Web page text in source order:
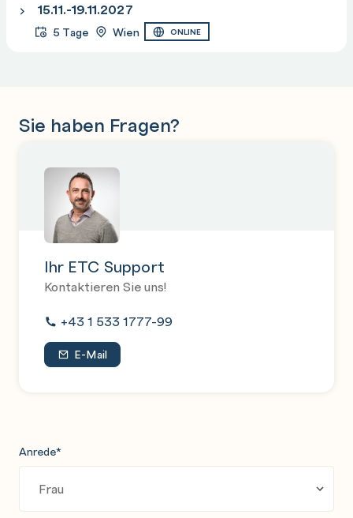
15.11.-19.11.2027
5 Tage Wien ONLINE
Sie haben Fragen?
Ihr ETC Support
Kontaktieren Sie uns!
+43 1 533 1777-99
E-Mail
Anrede*